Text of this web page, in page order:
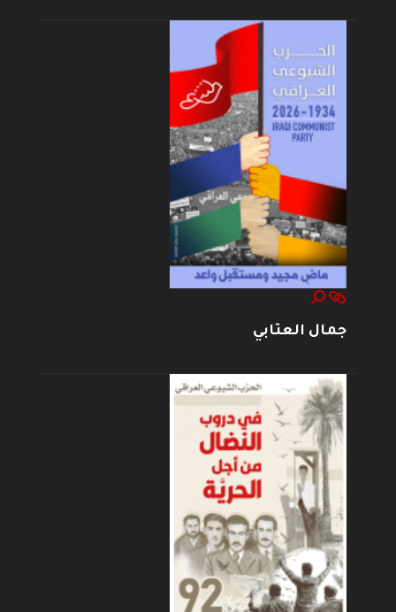
جمال العتابي